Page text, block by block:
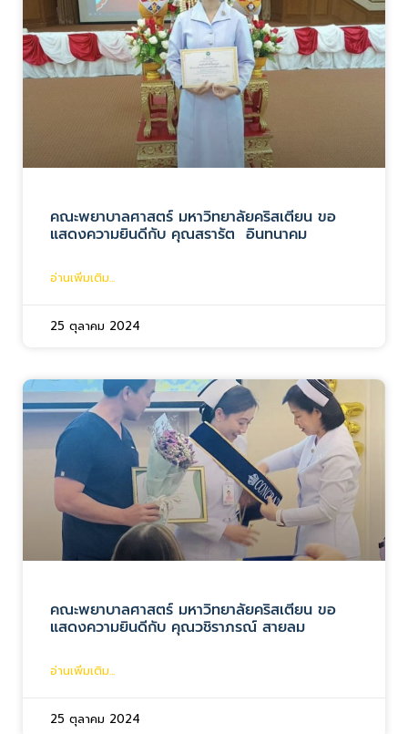
คณะพยาบาลศาสตร์ มหาวิทยาลัยคริสเตียน ขอ
แสดงความยินดีกับ คุณสรารัต อินทนาคม
อ่านเพิ่มเติม...
25 ตุลาคม 2024
คณะพยาบาลศาสตร์ มหาวิทยาลัยคริสเตียน ขอ
แสดงความยินดีกับ คุณวชิราภรณ์ สายลม
อ่านเพิ่มเติม...
25 ตุลาคม 2024